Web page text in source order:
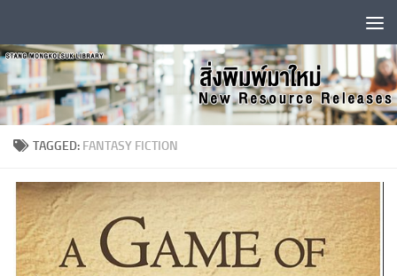
TAGGED: FANTASY FICTION